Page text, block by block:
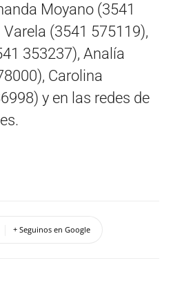
Moyano (3541
(3541 575119),
353237), Analía
Carolina
y en las redes de
+ Seguinos en Google